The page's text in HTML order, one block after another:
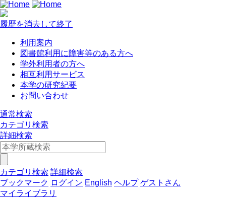
履歴を消去して終了
利用案内
図書館利用に障害等のある方へ
学外利用者の方へ
相互利用サービス
本学の研究紀要
お問い合わせ
通常検索
カテゴリ検索
詳細検索
カテゴリ検索 詳細検索
ブックマーク ログイン English ヘルプ ゲストさん
マイライブラリ